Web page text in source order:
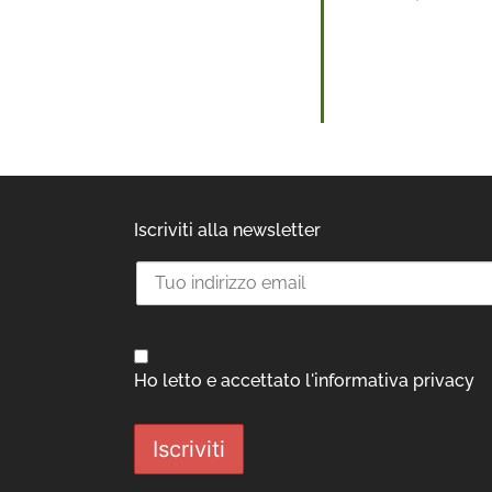
Iscriviti alla newsletter
Ho letto e accettato l'informativa privacy